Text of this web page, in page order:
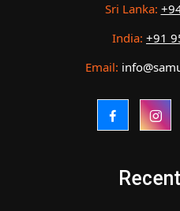
Sri Lanka:
India: +91
Email: